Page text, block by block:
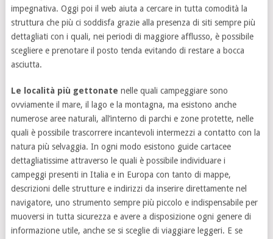
impegnativa. Oggi poi il web aiuta a cercare in tutta comodità la
struttura che più ci soddisfa grazie alla presenza di siti sempre più
dettagliati con i quali, nei periodi di maggiore afflusso, è possibile
scegliere e prenotare il posto tenda evitando di restare a bocca
asciutta.
Le località più gettonate nelle quali campeggiare sono
ovviamente il mare, il lago e la montagna, ma esistono anche
numerose aree naturali, all’interno di parchi e zone protette, nelle
quali è possibile trascorrere incantevoli intermezzi a contatto con la
natura più selvaggia. In ogni modo esistono guide cartacee
dettagliatissime attraverso le quali è possibile individuare i
campeggi presenti in Italia e in Europa con tanto di mappe,
descrizioni delle strutture e indirizzi da inserire direttamente nel
navigatore, uno strumento sempre più piccolo e indispensabile per
muoversi in tutta sicurezza e avere a disposizione ogni genere di
informazione utile, anche se si sceglie di viaggiare leggeri. E se